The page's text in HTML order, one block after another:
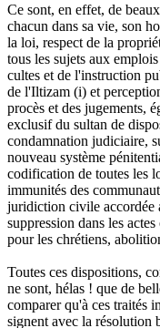
Ce sont, en effet, de
chacun dans sa vie, son
la loi, respect de la
tous les sujets aux
cultes et de l'instruction
de l'Iltizam (i) et
procès et des jugements,
exclusif du sultan de
condamnation judiciaire,
nouveau système
codification de toutes les
immunités des
juridiction civile accordée
suppression dans les
pour les chrétiens,
Toutes ces dispositions,
ne sont, hélas ! que de
comparer qu'à ces traités
signent avec la résolution